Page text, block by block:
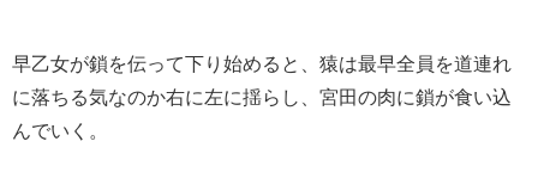
早乙女が鎖を伝って下り始めると、猿は最早全員を道連れ
に落ちる気なのか右に左に揺らし、宮田の肉に鎖が食い込
んでいく。